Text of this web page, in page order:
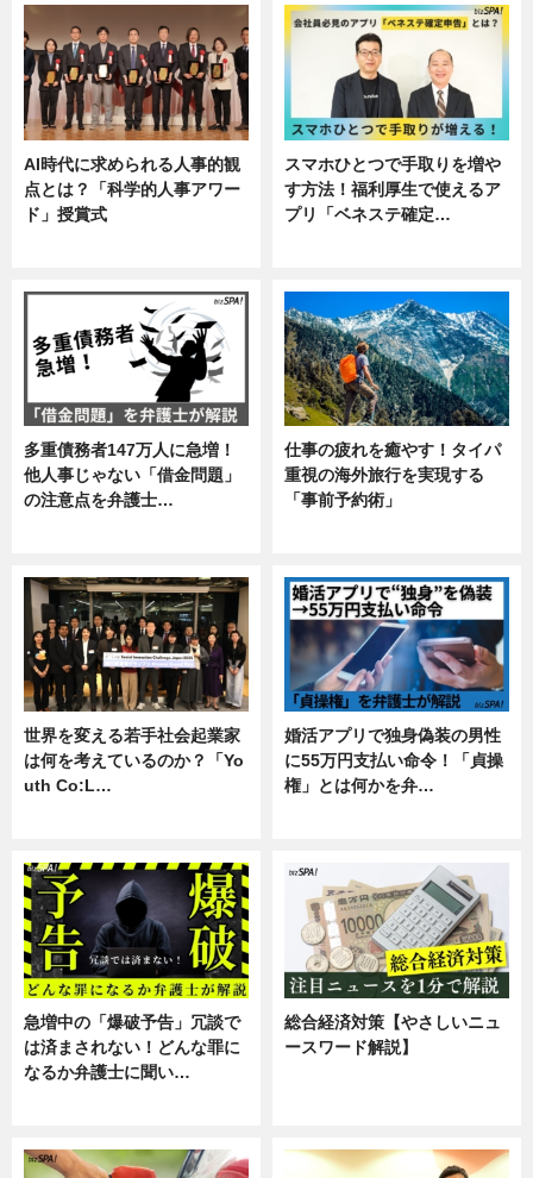
AI時代に求められる人事的観
点とは？「科学的人事アワー
ド」授賞式
スマホひとつで手取りを増や
す方法！福利厚生で使えるア
プリ「ベネステ確定…
多重債務者147万人に急増！
他人事じゃない「借金問題」
の注意点を弁護士…
仕事の疲れを癒やす！タイパ
重視の海外旅行を実現する
「事前予約術」
世界を変える若手社会起業家
は何を考えているのか？「Yo
uth Co:L…
婚活アプリで独身偽装の男性
に55万円支払い命令！「貞操
権」とは何かを弁…
急増中の「爆破予告」冗談で
は済まされない！どんな罪に
なるか弁護士に聞い…
総合経済対策【やさしいニュ
ースワード解説】